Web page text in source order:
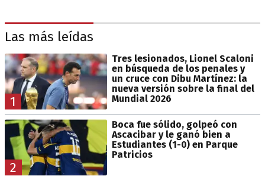
Las más leídas
1
Tres lesionados, Lionel Scaloni
en búsqueda de los penales y
un cruce con Dibu Martínez: la
nueva versión sobre la final del
Mundial 2026
2
Boca fue sólido, golpeó con
Ascacibar y le ganó bien a
Estudiantes (1-0) en Parque
Patricios